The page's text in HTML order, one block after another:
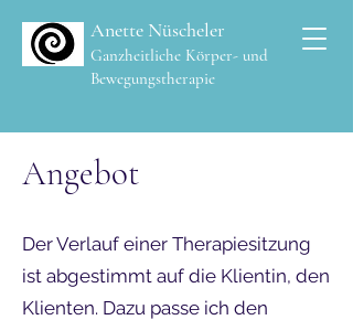
Anette Nüscheler
Ganzheitliche Körper- und
Bewegungstherapie
Angebot
Der Verlauf einer Therapiesitzung
ist abgestimmt auf die Klientin, den
Klienten. Dazu passe ich den